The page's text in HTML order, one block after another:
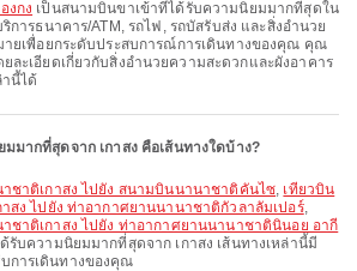
งกง เป็นสนามบินขาเข้าที่ได้รับความนิยมมากที่สุดใน
การธนาคาร/ATM, รถไฟ, รถบัสรับส่ง และสิ่งอำนวย
ายเพื่อยกระดับประสบการณ์การเดินทางของคุณ คุณ
ละเอียดเกี่ยวกับสิ่งอำนวยความสะดวกและผังอาคาร
นี้ได้
มากที่สุดจาก เกาสง คือเส้นทางใดบ้าง?
ชาติเกาสง ไปยัง สนามบินนานาชาติคันไซ, เที่ยวบิน
สง ไปยัง ท่าอากาศยานนานาชาติกัวลาลัมเปอร์,
ชาติเกาสง ไปยัง ท่าอากาศยานนานาชาตินินอย อากี
รับความนิยมมากที่สุดจาก เกาสง เส้นทางเหล่านี้มี
การเดินทางของคุณ